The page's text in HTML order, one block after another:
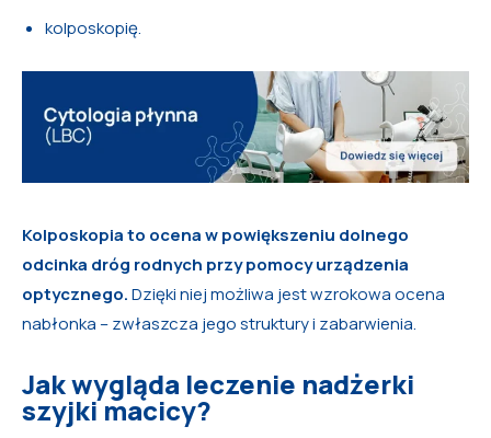
kolposkopię.
Kolposkopia to ocena w powiększeniu dolnego
odcinka dróg rodnych przy pomocy urządzenia
optycznego.Dzięki niej możliwa jest wzrokowa ocena
nabłonka – zwłaszcza jego struktury i zabarwienia.
Jak wygląda leczenie nadżerki
szyjki macicy?